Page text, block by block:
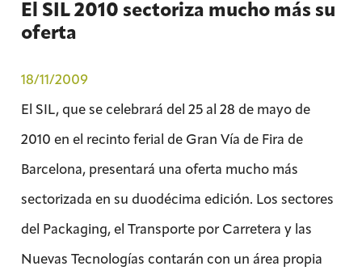
El SIL 2010 sectoriza mucho más su
oferta
18/11/2009
El SIL, que se celebrará del 25 al 28 de mayo de
2010 en el recinto ferial de Gran Vía de Fira de
Barcelona, presentará una oferta mucho más
sectorizada en su duodécima edición. Los sectores
del Packaging, el Transporte por Carretera y las
Nuevas Tecnologías contarán con un área propia